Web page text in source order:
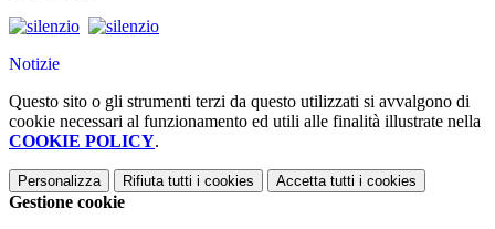
Notizie
Questo sito o gli strumenti terzi da questo utilizzati si avvalgono di
cookie necessari al funzionamento ed utili alle finalità illustrate nella
COOKIE POLICY.
Personalizza Rifiuta tutti i cookies Accetta tutti i cookies
Gestione cookie